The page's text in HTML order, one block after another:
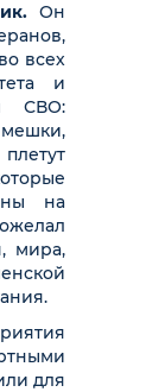
Он
всех
и
СВО:
на
мира,
для